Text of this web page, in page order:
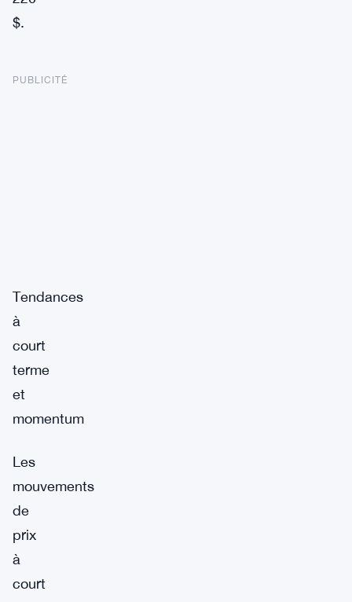
$.
PUBLICITÉ
Tendances
à
court
terme
et
momentum
Les
mouvements
de
prix
à
court